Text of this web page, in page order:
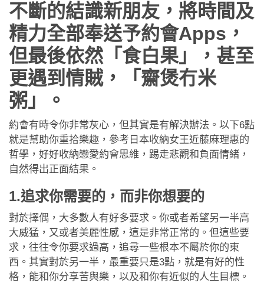
聯絡我們
不斷的結識新朋友，將時間及
精力全部奉送予約會Apps，
但最後依然「食白果」，甚至
更遇到情賊，「齋煲冇米
粥」。
約會有時令你非常灰心，但其實是有解決辦法。以下6點
就是幫助你重拾樂趣，參考日本收納女王近藤麻理惠的
哲學，好好收納戀愛約會思維，踢走悲觀和負面情緒，
自然得出正面結果。
1.追求你需要的，而非你想要的
對於擇偶，大多數人有好多要求。你或者希望另一半高
大威猛，又或者美麗性感，這是非常正常的。但這些要
求，往往令你要求過高，追尋一些根本不屬於你的東
西。其實對於另一半，最重要只是3點，就是有好的性
格，能和你分享苦與樂，以及和你有近似的人生目標。